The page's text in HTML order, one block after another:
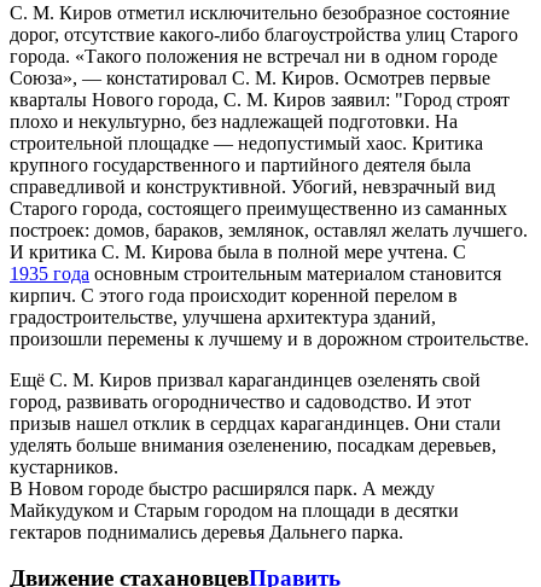
С. М. Киров отметил исключительно безобразное состояние
дорог, отсутствие какого-либо благоустройства улиц Старого
города. «Такого положения не встречал ни в одном городе
Союза», — констатировал С. М. Киров. Осмотрев первые
кварталы Нового города, С. М. Киров заявил: "Город строят
плохо и некультурно, без надлежащей подготовки. На
строительной площадке — недопустимый хаос. Критика
крупного государственного и партийного деятеля была
справедливой и конструктивной. Убогий, невзрачный вид
Старого города, состоящего преимущественно из саманных
построек: домов, бараков, землянок, оставлял желать лучшего.
И критика С. М. Кирова была в полной мере учтена. С
1935 года основным строительным материалом становится
кирпич. С этого года происходит коренной перелом в
градостроительстве, улучшена архитектура зданий,
произошли перемены к лучшему и в дорожном строительстве.
Ещё С. М. Киров призвал карагандинцев озеленять свой
город, развивать огородничество и садоводство. И этот
призыв нашел отклик в сердцах карагандинцев. Они стали
уделять больше внимания озеленению, посадкам деревьев,
кустарников.
В Новом городе быстро расширялся парк. А между
Майкудуком и Старым городом на площади в десятки
гектаров поднимались деревья Дальнего парка.
Движение стахановцевПравить